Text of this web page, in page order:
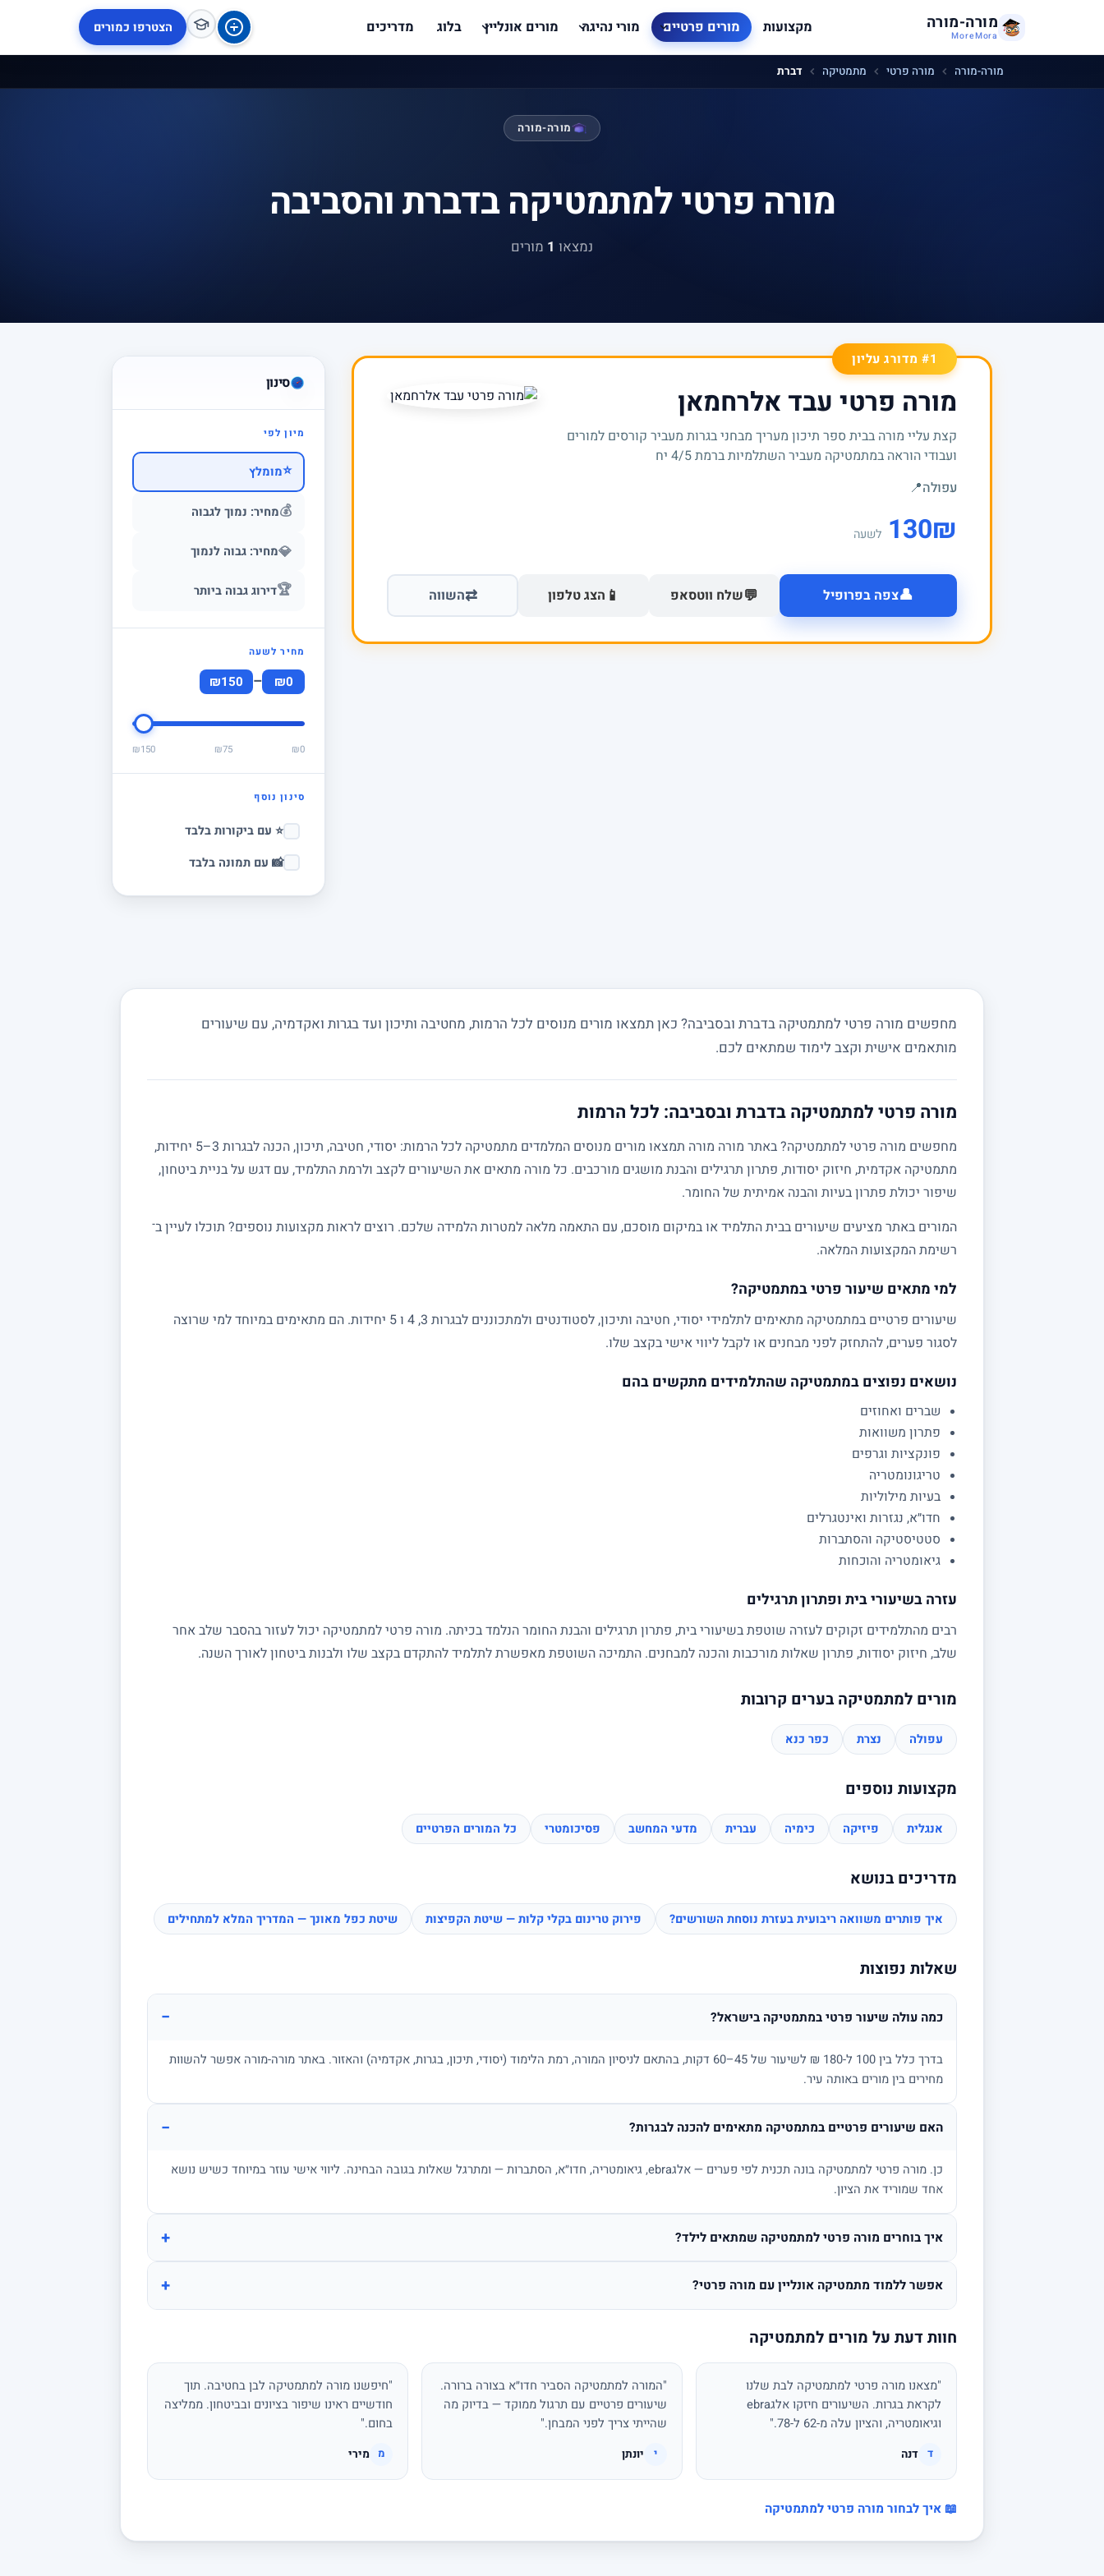
מורה-מורה
MoreMora מקצועות מורים פרטיים מורי נהיגה מורים אונליין בלוג מדריכים הצטרפו כמורים
מורה-מורה מורה פרטי מתמטיקה דברת
מורה-מורה
מורה פרטי למתמטיקה בדברת והסביבה
נמצאו 1 מורים
סינון
מיון לפי
⭐מומלץ
💰מחיר: נמוך לגבוה
💎מחיר: גבוה לנמוך
🏆דירוג גבוה ביותר
מחיר לשעה
₪0
–
₪150
₪0
₪75
₪150
סינון נוסף
⭐ עם ביקורות בלבד
📸 עם תמונה בלבד
#1 מדורג עליון
מורה פרטי עבד אלרחמאן
קצת עליי מורה בבית ספר תיכון מעריך מבחני בגרות מעביר קורסים למורים
ועבודי הוראה במתמטיקה מעביר השתלמיות ברמת 4/5 יח
עפולה📍
₪
130 לשעה
👤צפה בפרופיל 💬שלח ווטסאפ 📱 הצג טלפון ⇄השווה
מחפשים מורה פרטי למתמטיקה בדברת ובסביבה? כאן תמצאו מורים מנוסים לכל הרמות, מחטיבה ותיכון ועד בגרות ואקדמיה, עם שיעורים
מותאמים אישית וקצב לימוד שמתאים לכם.
מורה פרטי למתמטיקה בדברת ובסביבה: לכל הרמות
מחפשים מורה פרטי למתמטיקה? באתר מורה מורה תמצאו מורים מנוסים המלמדים מתמטיקה לכל הרמות: יסודי, חטיבה, תיכון, הכנה לבגרות 3–5 יחידות,
מתמטיקה אקדמית, חיזוק יסודות, פתרון תרגילים והבנת מושגים מורכבים. כל מורה מתאים את השיעורים לקצב ולרמת התלמיד, עם דגש על בניית ביטחון,
שיפור יכולת פתרון בעיות והבנה אמיתית של החומר.
המורים באתר מציעים שיעורים בבית התלמיד או במיקום מוסכם, עם התאמה מלאה למטרות הלמידה שלכם. רוצים לראות מקצועות נוספים? תוכלו לעיין ב־
רשימת המקצועות המלאה.
למי מתאים שיעור פרטי במתמטיקה?
שיעורים פרטיים במתמטיקה מתאימים לתלמידי יסודי, חטיבה ותיכון, לסטודנטים ולמתכוננים לבגרות 3, 4 ו 5 יחידות. הם מתאימים במיוחד למי שרוצה
לסגור פערים, להתחזק לפני מבחנים או לקבל ליווי אישי בקצב שלו.
נושאים נפוצים במתמטיקה שהתלמידים מתקשים בהם
שברים ואחוזים
פתרון משוואות
פונקציות וגרפים
טריגונומטריה
בעיות מילוליות
חדו״א, נגזרות ואינטגרלים
סטטיסטיקה והסתברות
גיאומטריה והוכחות
עזרה בשיעורי בית ופתרון תרגילים
רבים מהתלמידים זקוקים לעזרה שוטפת בשיעורי בית, פתרון תרגילים והבנת החומר הנלמד בכיתה. מורה פרטי למתמטיקה יכול לעזור בהסבר שלב אחר
שלב, חיזוק יסודות, פתרון שאלות מורכבות והכנה למבחנים. התמיכה השוטפת מאפשרת לתלמיד להתקדם בקצב שלו ולבנות ביטחון לאורך השנה.
מורים למתמטיקה בערים קרובות
עפולה נצרת כפר כנא
מקצועות נוספים
אנגלית פיזיקה כימיה עברית מדעי המחשב פסיכומטרי כל המורים הפרטיים
מדריכים בנושא
איך פותרים משוואה ריבועית בעזרת נוסחת השורשים? פירוק טרינום בקלי קלות — שיטת הקפיצות שיטת כפל מאונך — המדריך המלא למתחילים
שאלות נפוצות
כמה עולה שיעור פרטי במתמטיקה בישראל? −
בדרך כלל בין 100 ל-180 ₪ לשיעור של 45–60 דקות, בהתאם לניסיון המורה, רמת הלימוד (יסודי, תיכון, בגרות, אקדמיה) והאזור. באתר מורה-מורה אפשר להשוות
מחירים בין מורים באותה עיר.
האם שיעורים פרטיים במתמטיקה מתאימים להכנה לבגרות? −
כן. מורה פרטי למתמטיקה בונה תכנית לפי פערים — אלגebra, גיאומטריה, חדו״א, הסתברות — ומתרגל שאלות בגובה הבחינה. ליווי אישי עוזר במיוחד כשיש נושא
אחד שמוריד את הציון.
איך בוחרים מורה פרטי למתמטיקה שמתאים לילד? +
אפשר ללמוד מתמטיקה אונליין עם מורה פרטי? +
חוות דעת על מורים למתמטיקה
"מצאנו מורה פרטי למתמטיקה לבת שלנו
לקראת בגרות. השיעורים חיזקו אלגebra
וגיאומטריה, והציון עלה מ-62 ל-78."
ד דנה
"המורה למתמטיקה הסביר חדו״א בצורה ברורה.
שיעורים פרטיים עם תרגול ממוקד — בדיוק מה
שהייתי צריך לפני המבחן."
י יונתן
"חיפשנו מורה למתמטיקה לבן בחטיבה. תוך
חודשיים ראינו שיפור בציונים ובביטחון. ממליצה
בחום."
מ מירי
📖 איך לבחור מורה פרטי למתמטיקה